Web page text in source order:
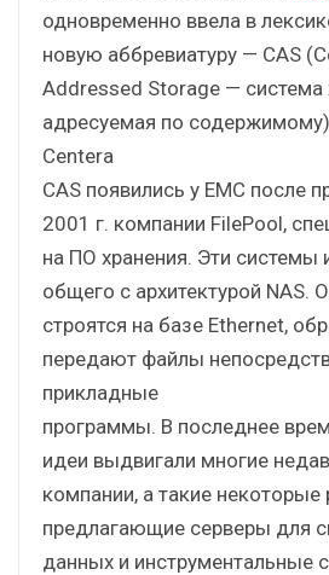
одновременно ввела в
новую аббревиатуру — CAS
Addressed Storage — система
адресуемая по
Centera
CAS появились у EMC после
2001 г. компании FilePool,
на ПО хранения. Эти
общего с архитектурой NAS.
строятся на базе Ethernet,
передают файлы
прикладные
программы. В последнее
идеи выдвигали многие
компании, а такие некоторые
предлагающие серверы для
данных и инструментальные